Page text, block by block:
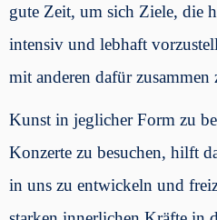
gute Zeit, um sich Ziele, die
intensiv und lebhaft
mit anderen dafür zusammen
Kunst in jeglicher Form zu
Konzerte zu besuchen, hilft
in uns zu entwickeln und